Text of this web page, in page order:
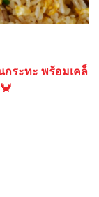
ระทะ พร้อมเคล็